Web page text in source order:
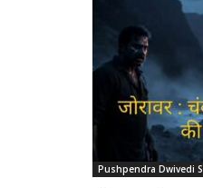
Pushpendra Dwivedi